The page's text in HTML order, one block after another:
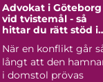
Advokat i Göteborg
vid tvistemål - så
hittar du rätt stöd i
När en konflikt går
långt att den
i domstol prövas